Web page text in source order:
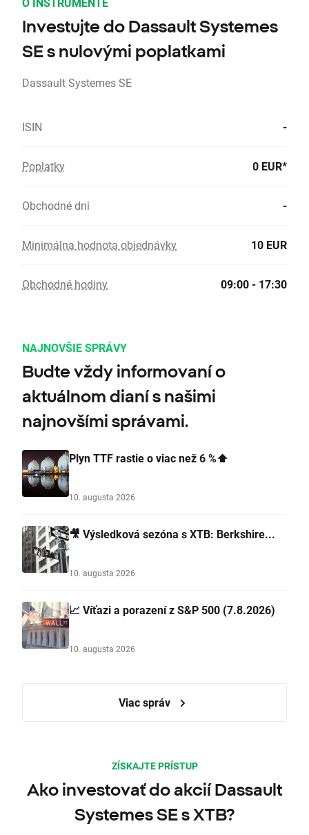
Investujte do Dassault Systemes
SE s nulovými poplatkami
Dassault Systemes SE
ISIN -
Poplatky 0 EUR*
Obchodné dni -
Minimálna hodnota objednávky 10 EUR
Obchodné hodiny 09:00 - 17:30
NAJNOVŠIE SPRÁVY
Budte vždy informovaní o
aktuálnom dianí s našimi
najnovšími správami.
Plyn TTF rastie o viac než 6 %⬆️
10. augusta 2026
🎥 Výsledková sezóna s XTB: Berkshire...
10. augusta 2026
📈 Víťazi a porazení z S&P 500 (7.8.2026)
10. augusta 2026
Viac správ
ZÍSKAJTE PRÍSTUP
Ako investovať do akcií Dassault
Systemes SE s XTB?